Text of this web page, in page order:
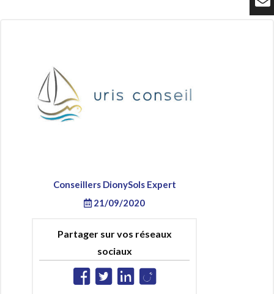
Conseillers DionySols Expert
21/09/2020
Partager sur vos réseaux
sociaux